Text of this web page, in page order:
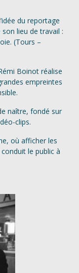
du reportage
lieu de travail :
(Tours –
Boinot réalise
empreintes
naître, fondé sur
clips.
où afficher les
le public à